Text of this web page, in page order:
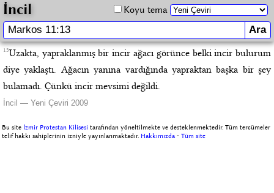
İncil Koyu tema
13Uzakta, yapraklanmış bir incir ağacı görünce belki incir bulurum
diye yaklaştı. Ağacın yanına vardığında yapraktan başka bir şey
bulamadı. Çünkü incir mevsimi değildi.
İncil — Yeni Çeviri 2009
Bu site İzmir Protestan Kilisesi tarafından yöneltilmekte ve desteklenmektedir. Tüm tercümeler
telif hakkı sahiplerinin izniyle yayınlanmaktadır. Hakkımızda -Tüm site